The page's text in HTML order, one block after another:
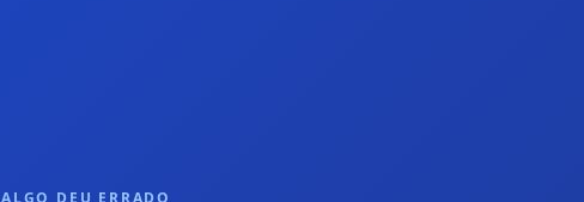
ALGO DEU ERRADO